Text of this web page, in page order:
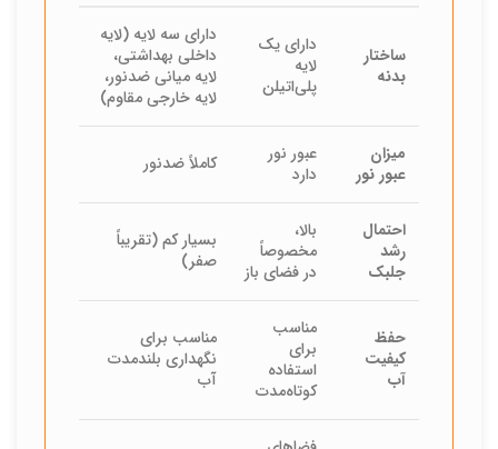
ساختار
بدنه
دارای یک
لایه
پلی‌اتیلن
دارای سه لایه (لایه
داخلی بهداشتی،
لایه میانی ضدنور،
لایه خارجی مقاوم)
میزان
عبور نور
عبور نور
دارد
کاملاً ضدنور
احتمال
رشد
جلبک
بالا،
مخصوصاً
در فضای باز
بسیار کم (تقریباً
صفر)
حفظ
کیفیت
آب
مناسب
برای
استفاده
کوتاه‌مدت
مناسب برای
نگهداری بلندمدت
آب